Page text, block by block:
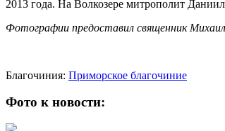
2013 года. На Волкозере митрополит
Фотографии предоставил священник
Благочиния: Приморское благочиние
Фото к новости: